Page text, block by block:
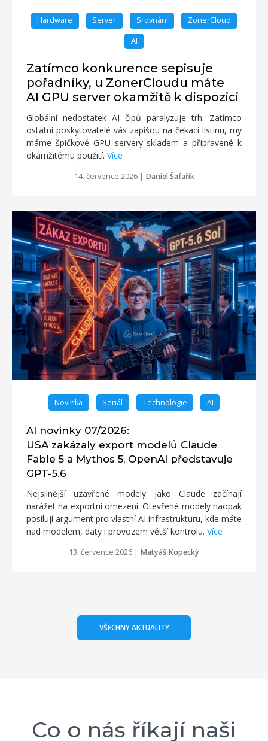
Hardware Server Srovnání ZonerCloud
AI
Zatímco konkurence sepisuje
pořadníky, u ZonerCloudu máte
AI GPU server okamžitě k dispozici
Globální nedostatek AI čipů paralyzuje trh. Zatímco
ostatní poskytovatelé vás zapíšou na čekací listinu, my
máme špičkové GPU servery skladem a připravené k
okamžitému použití. Více
14. července 2026| Daniel Šafařík
Novinka Seriál Technologie AI
AI novinky 07/2026:
USA zakázaly export modelů Claude
Fable 5 a Mythos 5, OpenAI představuje
GPT-5.6
Nejsilnější uzavřené modely jako Claude začínají
narážet na exportní omezení. Otevřené modely naopak
posilují argument pro vlastní AI infrastrukturu, kde máte
nad modelem, daty i provozem větší kontrolu. Více
13. července 2026 | Matyáš Kopecký
VŠECHNY AKTUALITY
Co o nás říkají naši